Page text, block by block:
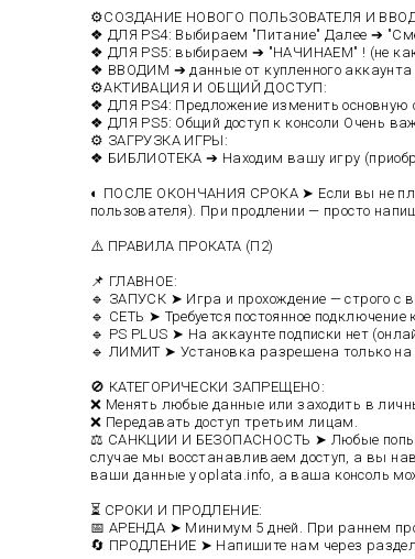
⚙️СОЗДАНИЕ НОВОГО ПОЛЬЗОВАТЕЛЯ И
❖ ДЛЯ PS4: Выбираем "Питание" Далее ➔
❖ ДЛЯ PS5: выбираем ➔ "НАЧИНАЕМ" ! (не как
❖ ВВОДИМ ➔ данные от купленного аккаунта
⚙️АКТИВАЦИЯ И ОБЩИЙ ДОСТУП:
❖ ДЛЯ PS4: Предложение изменить
❖ ДЛЯ PS5: Общий доступ к консоли Очень
⚙️ ЗАГРУЗКА ИГРЫ:
❖ БИБЛИОТЕКА ➔ Находим вашу игру
◐ ПОСЛЕ ОКОНЧАНИЯ СРОКА ➤ Если вы не
пользователя). При продлении — просто
⚠️ ПРАВИЛА ПРОКАТА (П2)
📌 ГЛАВНОЕ:
🔹 ЗАПУСК ➤ Игра и прохождение — строго с
🔹 СЕТЬ ➤ Требуется постоянное подключение
🔹 PS PLUS ➤ На аккаунте подписки нет
🔹 ЛИМИТ ➤ Установка разрешена только на
🚫 КАТЕГОРИЧЕСКИ ЗАПРЕЩЕНО:
❌ Менять любые данные или заходить в
❌ Передавать доступ третьим лицам.
⚖️ САНКЦИИ И БЕЗОПАСНОСТЬ ➤ Любые
случае мы восстанавливаем доступ, а вы
ваши данные у oplata.info, а ваша консоль
⏳ СРОКИ И ПРОДЛЕНИЕ:
📅 АРЕНДА ➤ Минимум 5 дней. При раннем
🔄 ПРОДЛЕНИЕ ➤ Напишите нам через раздел